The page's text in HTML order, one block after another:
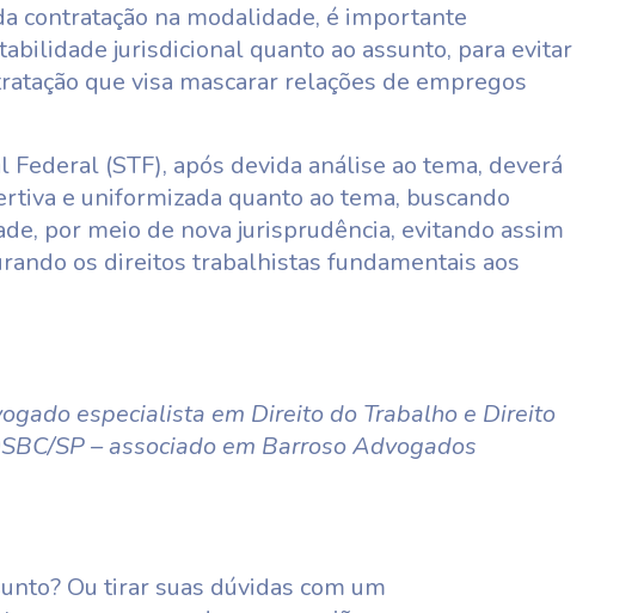
contratação na modalidade, é importante
jurisdicional quanto ao assunto, para evitar
que visa mascarar relações de empregos
(STF), após devida análise ao tema, deverá
e uniformizada quanto ao tema, buscando
por meio de nova jurisprudência, evitando assim
os direitos trabalhistas fundamentais aos
especialista em Direito do Trabalho e Direito
SP – associado em Barroso Advogados
Ou tirar suas dúvidas com um